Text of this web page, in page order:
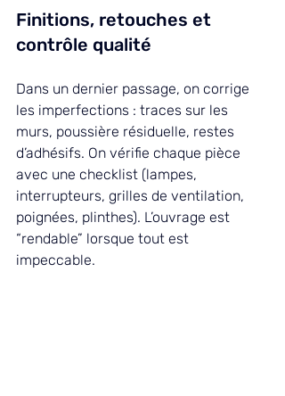
Finitions, retouches et
contrôle qualité
Dans un dernier passage, on corrige
les imperfections : traces sur les
murs, poussière résiduelle, restes
d’adhésifs. On vérifie chaque pièce
avec une checklist (lampes,
interrupteurs, grilles de ventilation,
poignées, plinthes). L’ouvrage est
“rendable” lorsque tout est
impeccable.